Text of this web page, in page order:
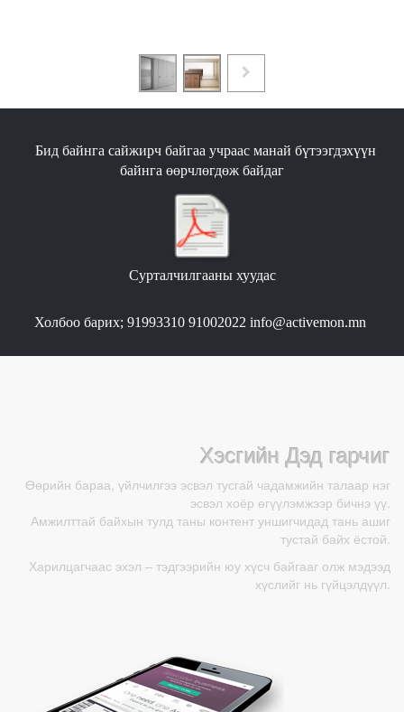
Бид байнга сайжирч байгаа учраас манай бүтээгдэхүүн
байнга өөрчлөгдөж байдаг
Сурталчилгааны хуудас
Холбоо барих; 91993310 91002022 info@activemon.mn
Хэсгийн Дэд гарчиг
Өөрийн бараа, үйлчилгээ эсвэл тусгай чадамжийн талаар нэг
эсвэл хоёр өгүүлэмжээр бичнэ үү.
Амжилттай байхын тулд таны контент уншигчидад тань ашиг
тустай байх ёстой.
Харилцагчаас эхэл – тэдгээрийн юу хүсч байгааг олж мэдээд
хүслийг нь гүйцэлдүүл.